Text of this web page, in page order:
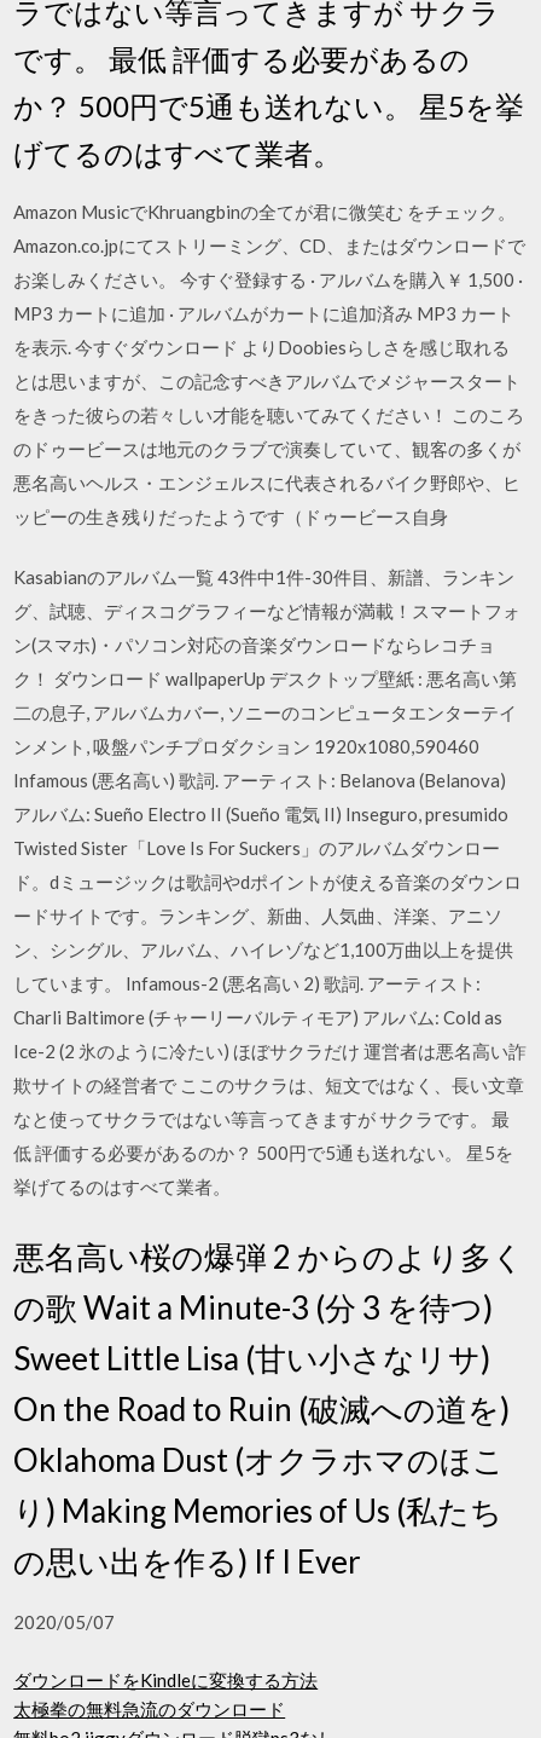
ラではない等言ってきますが サクラ
です。 最低 評価する必要があるの
か？ 500円で5通も送れない。 星5を挙
げてるのはすべて業者。
Amazon MusicでKhruangbinの全てが君に微笑む をチェック。
Amazon.co.jpにてストリーミング、CD、またはダウンロードで
お楽しみください。 今すぐ登録する · アルバムを購入￥ 1,500 ·
MP3 カートに追加 · アルバムがカートに追加済み MP3 カート
を表示. 今すぐダウンロード よりDoobiesらしさを感じ取れる
とは思いますが、この記念すべきアルバムでメジャースタート
をきった彼らの若々しい才能を聴いてみてください！ このころ
のドゥービースは地元のクラブで演奏していて、観客の多くが
悪名高いヘルス・エンジェルスに代表されるバイク野郎や、ヒ
ッピーの生き残りだったようです（ドゥービース自身
Kasabianのアルバム一覧 43件中1件-30件目、新譜、ランキン
グ、試聴、ディスコグラフィーなど情報が満載！スマートフォ
ン(スマホ)・パソコン対応の音楽ダウンロードならレコチョ
ク！ ダウンロード wallpaperUp デスクトップ壁紙 : 悪名高い第
二の息子, アルバムカバー, ソニーのコンピュータエンターテイ
ンメント, 吸盤パンチプロダクション 1920x1080,590460
Infamous (悪名高い) 歌詞. アーティスト: Belanova (Belanova)
アルバム: Sueño Electro II (Sueño 電気 II) Inseguro, presumido
Twisted Sister「Love Is For Suckers」のアルバムダウンロー
ド。dミュージックは歌詞やdポイントが使える音楽のダウンロ
ードサイトです。ランキング、新曲、人気曲、洋楽、アニソ
ン、シングル、アルバム、ハイレゾなど1,100万曲以上を提供
しています。 Infamous-2 (悪名高い 2) 歌詞. アーティスト:
Charli Baltimore (チャーリーバルティモア) アルバム: Cold as
Ice-2 (2 氷のように冷たい) ほぼサクラだけ 運営者は悪名高い詐
欺サイトの経営者で ここのサクラは、短文ではなく、長い文章
なと使ってサクラではない等言ってきますが サクラです。 最
低 評価する必要があるのか？ 500円で5通も送れない。 星5を
挙げてるのはすべて業者。
悪名高い桜の爆弾 2 からのより多く
の歌 Wait a Minute-3 (分 3 を待つ)
Sweet Little Lisa (甘い小さなリサ)
On the Road to Ruin (破滅への道を)
Oklahoma Dust (オクラホマのほこ
り) Making Memories of Us (私たち
の思い出を作る) If I Ever
2020/05/07
ダウンロードをKindleに変換する方法
太極拳の無料急流のダウンロード